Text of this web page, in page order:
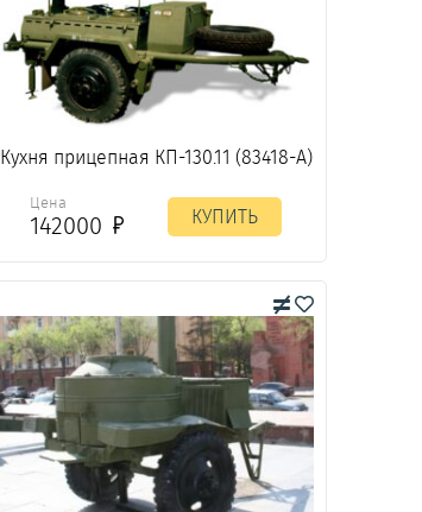
Кухня прицепная КП-130.11 (83418-А)
Цена
142000 КУПИТЬ